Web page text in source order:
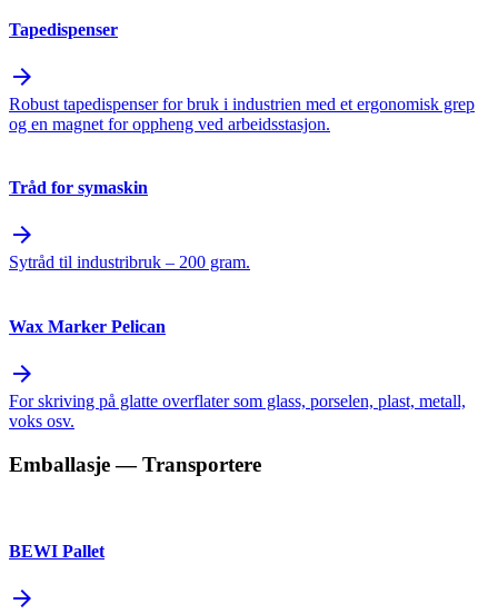
Tapedispenser
arrow_forward
Robust tapedispenser for bruk i industrien med et ergonomisk grep
og en magnet for oppheng ved arbeidsstasjon.
Tråd for symaskin
arrow_forward
Sytråd til industribruk – 200 gram.
Wax Marker Pelican
arrow_forward
For skriving på glatte overflater som glass, porselen, plast, metall,
voks osv.
Emballasje— Transportere
BEWI Pallet
arrow_forward